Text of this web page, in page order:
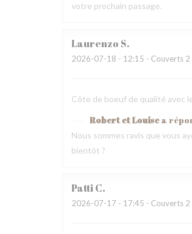
votre prochain passage.
Laurenzo S
2026-07-18 - 12:15 - Couverts 2
Côte de boeuf de qualité avec
Robert et Louise a
Nous sommes ravis que vous
bientôt ?
PattiC
2026-07-17 - 17:45 - Couverts 2